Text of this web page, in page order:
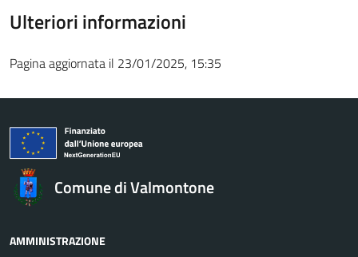
Ulteriori informazioni
Pagina aggiornata il 23/01/2025, 15:35
Comune di Valmontone
AMMINISTRAZIONE